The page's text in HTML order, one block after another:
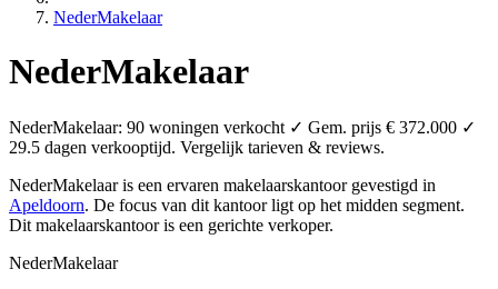
NederMakelaar
NederMakelaar
NederMakelaar: 90 woningen verkocht ✓ Gem. prijs € 372.000 ✓
29.5 dagen verkooptijd. Vergelijk tarieven & reviews.
NederMakelaar is een ervaren makelaarskantoor gevestigd in
Apeldoorn. De focus van dit kantoor ligt op het midden segment.
Dit makelaarskantoor is een gerichte verkoper.
NederMakelaar